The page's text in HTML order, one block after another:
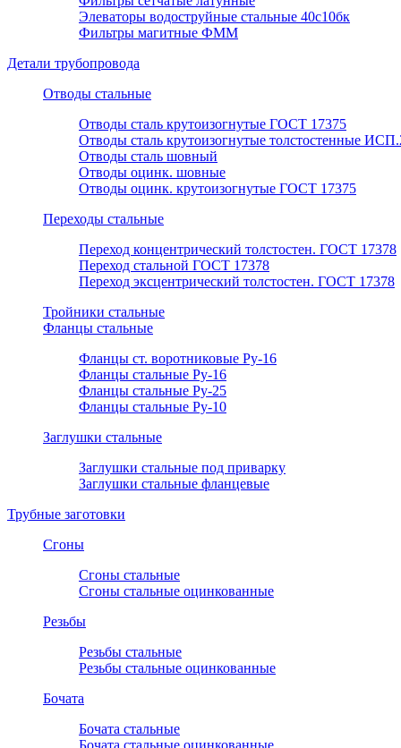
Элеваторы водоструйные стальные 40с10бк
Фильтры магитные ФММ
Детали трубопровода
Отводы стальные
Отводы сталь крутоизогнутые ГОСТ 17375
Отводы сталь крутоизогнутые толстостенные
Отводы сталь шовный
Отводы оцинк. шовные
Отводы оцинк. крутоизогнутые ГОСТ 17375
Переходы стальные
Переход концентрический толстостен. ГОСТ 17378
Переход стальной ГОСТ 17378
Переход эксцентрический толстостен. ГОСТ 17378
Тройники стальные
Фланцы стальные
Фланцы ст. воротниковые Ру-16
Фланцы стальные Ру-16
Фланцы стальные Ру-25
Фланцы стальные Ру-10
Заглушки стальные
Заглушки стальные под приварку
Заглушки стальные фланцевые
Трубные заготовки
Сгоны
Сгоны стальные
Сгоны стальные оцинкованные
Резьбы
Резьбы стальные
Резьбы стальные оцинкованные
Бочата
Бочата стальные